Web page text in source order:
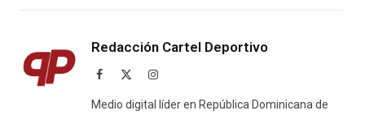
Redacción Cartel Deportivo
Facebook Instagram
Medio digital líder en República Dominicana de